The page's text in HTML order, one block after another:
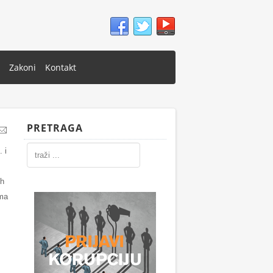
Zakoni Kontakt
i
PRETRAGA